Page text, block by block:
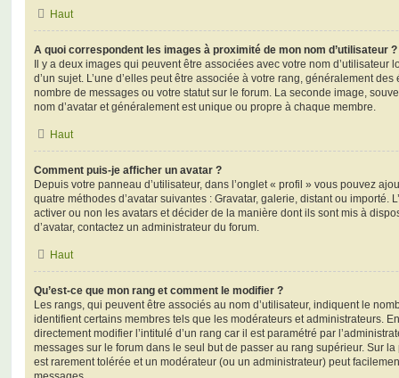
Haut
A quoi correspondent les images à proximité de mon nom d’utilisateur ?
Il y a deux images qui peuvent être associées avec votre nom d’utilisateur
d’un sujet. L’une d’elles peut être associée à votre rang, généralement
nombre de messages ou votre statut sur le forum. La seconde image,
nom d’avatar et généralement est unique ou propre à chaque membre.
Haut
Comment puis-je afficher un avatar ?
Depuis votre panneau d’utilisateur, dans l’onglet « profil » vous pouvez
quatre méthodes d’avatar suivantes : Gravatar, galerie, distant ou importé.
activer ou non les avatars et décider de la manière dont ils sont mis à
d’avatar, contactez un administrateur du forum.
Haut
Qu’est-ce que mon rang et comment le modifier ?
Les rangs, qui peuvent être associés au nom d’utilisateur, indiquent le
identifient certains membres tels que les modérateurs et administrateurs.
directement modifier l’intitulé d’un rang car il est paramétré par
messages sur le forum dans le seul but de passer au rang supérieur. Sur
est rarement tolérée et un modérateur (ou un administrateur) peut